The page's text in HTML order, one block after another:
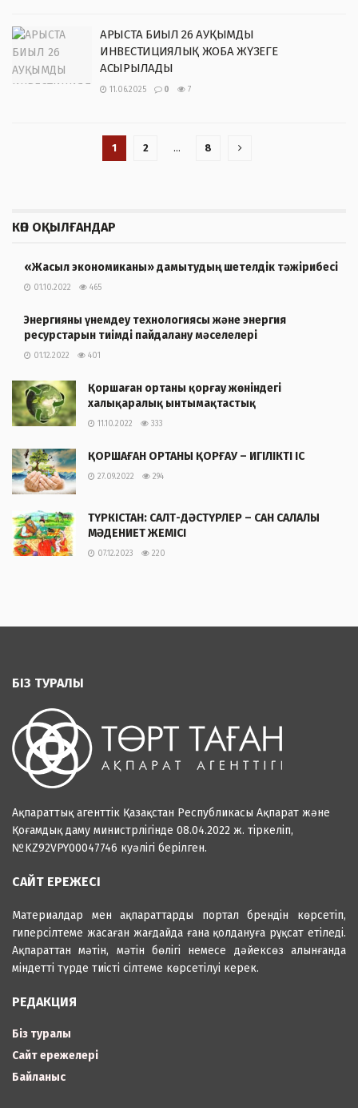
АРЫСТА БИЫЛ 26 АУҚЫМДЫ
ИНВЕСТИЦИЯЛЫҚ ЖОБА ЖҮЗЕГЕ
АСЫРЫЛАДЫ
11.06.2025 0 7
1 2 … 8
КӨП ОҚЫЛҒАНДАР
«Жасыл экономиканы» дамытудың шетелдік тәжірибесі
01.10.2022 465
Энергияны үнемдеу технологиясы және энергия
ресурстарын тиімді пайдалану мәселелері
01.12.2022 401
Қоршаған ортаны қорғау жөніндегі
халықаралық ынтымақтастық
11.10.2022 333
ҚОРШАҒАН ОРТАНЫ ҚОРҒАУ – ИГІЛІКТІ ІС
27.09.2022 294
ТҮРКІСТАН: САЛТ-ДӘСТҮРЛЕР – САН САЛАЛЫ
МӘДЕНИЕТ ЖЕМІСІ
07.12.2023 220
БІЗ ТУРАЛЫ
Ақпараттық агенттік Қазақстан Республикасы Ақпарат және
Қоғамдық даму министрлігінде 08.04.2022 ж. тіркеліп,
№KZ92VPY00047746 куәлігі берілген.
САЙТ ЕРЕЖЕСІ
Материалдар мен ақпараттарды портал брендін көрсетіп,
гиперсілтеме жасаған жағдайда ғана қолдануға рұқсат етіледі.
Ақпараттан мәтін, мәтін бөлігі немесе дәйексөз алынғанда
міндетті түрде тиісті сілтеме көрсетілуі керек.
РЕДАКЦИЯ
Біз туралы
Сайт ережелері
Байланыс